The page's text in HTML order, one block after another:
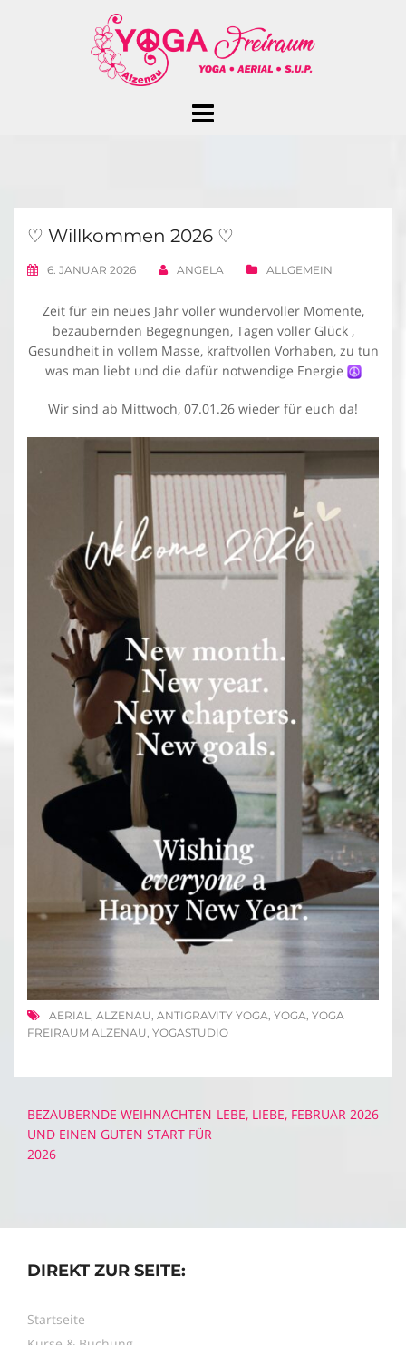
♡ Willkommen 2026 ♡
6. JANUAR 2026 ANGELA ALLGEMEIN
Zeit für ein neues Jahr voller wundervoller Momente,
bezaubernden Begegnungen, Tagen voller Glück ,
Gesundheit in vollem Masse, kraftvollen Vorhaben, zu tun
was man liebt und die dafür notwendige Energie
Wir sind ab Mittwoch, 07.01.26 wieder für euch da!
AERIAL, ALZENAU, ANTIGRAVITY YOGA, YOGA, YOGA
FREIRAUM ALZENAU, YOGASTUDIO
Beitragsnavigation
BEZAUBERNDE WEIHNACHTEN
UND EINEN GUTEN START FÜR
2026
LEBE, LIEBE, FEBRUAR 2026
DIREKT ZUR SEITE:
Startseite